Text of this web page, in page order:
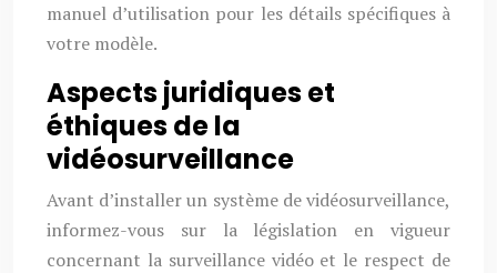
manuel d’utilisation pour les détails spécifiques à
votre modèle.
Aspects juridiques et
éthiques de la
vidéosurveillance
Avant d’installer un système de vidéosurveillance,
informez-vous sur la législation en vigueur
concernant la surveillance vidéo et le respect de